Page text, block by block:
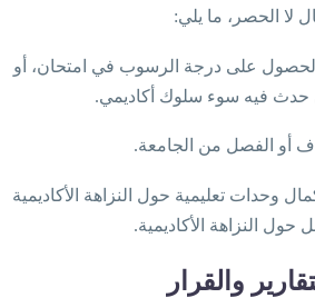
لا الحصر، ما يلي :
على درجة الرسوب في امتحان، أو
فيه سوء سلوك أكاديمي .
أو الفصل من الجامعة.
وحدات تعليمية حول النزاهة الأكاديمية
النزاهة الأكاديمية.
والقرار